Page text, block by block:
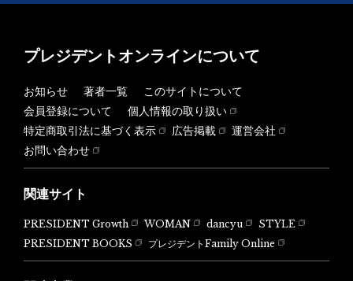
プレジデントオンラインについて
お知らせ 著者一覧
このサイトについて
会員登録について
個人情報の取り扱い
特定商取引法に基づく表示
広告掲載
運営会社
お問い合わせ
関連サイト
PRESIDENT Growth WOMAN dancyu
STYLE
PRESIDENT BOOKS
プレジデントFamily Online